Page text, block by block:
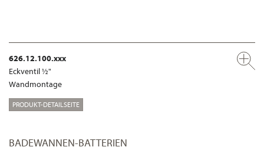
626.12.100.xxx
Eckventil ½"
Wandmontage
PRODUKT-DETAILSEITE
BADEWANNEN-BATTERIEN